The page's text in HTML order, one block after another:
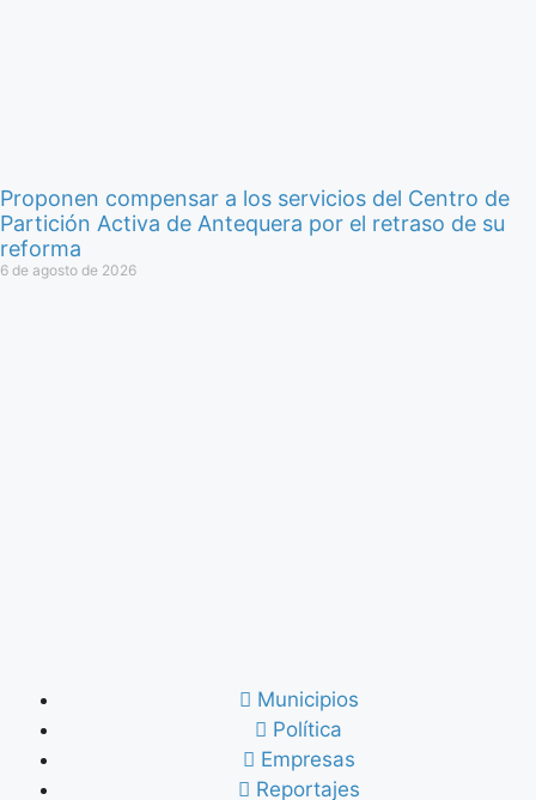
Proponen compensar a los servicios del Centro de
Partición Activa de Antequera por el retraso de su
reforma
6 de agosto de 2026
Municipios
Política
Empresas
Reportajes